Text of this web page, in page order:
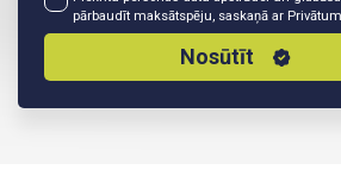
pārbaudīt maksātspēju, saskaņā ar
Nosūtīt